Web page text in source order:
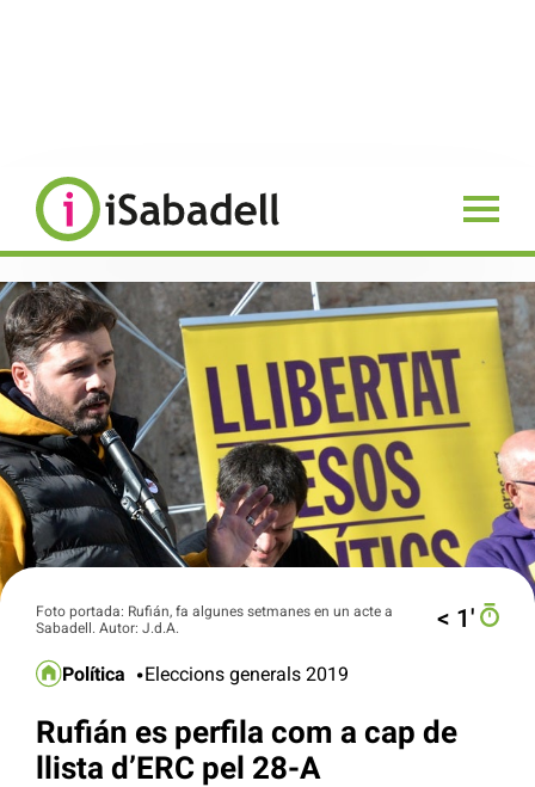
Foto portada: Rufián, fa algunes setmanes en un acte a
Sabadell. Autor: J.d.A.
< 1′
Política Eleccions generals 2019
Rufián es perfila com a cap de
llista d’ERC pel 28-A